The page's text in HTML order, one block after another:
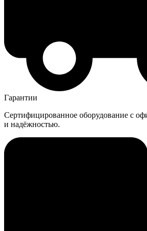
Гарантии
Сертифицированное оборудование с
и надёжностью.